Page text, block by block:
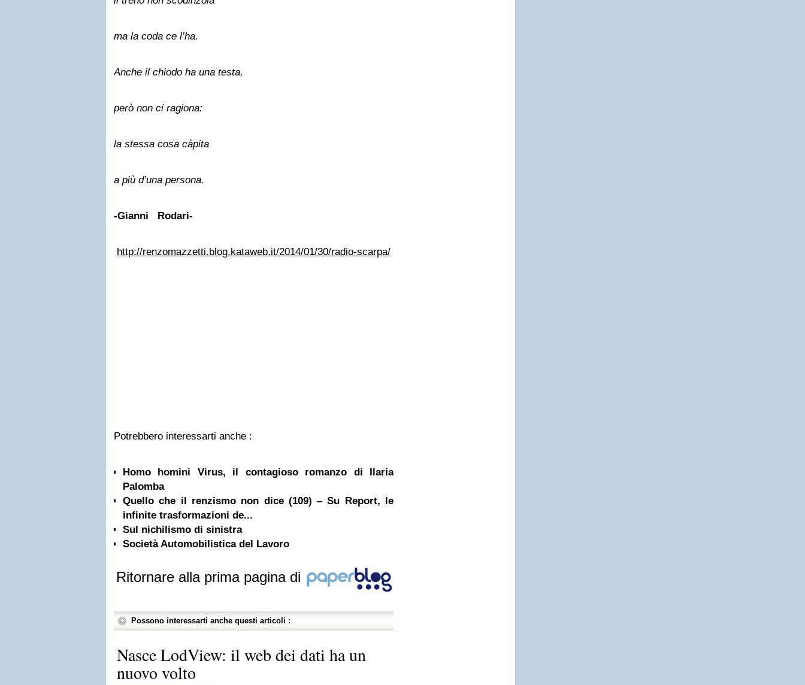
ma la coda ce l’ha.
Anche il chiodo ha una testa,
però non ci ragiona:
la stessa cosa càpita
a più d’una persona.
-Gianni Rodari-
http://renzomazzetti.blog.kataweb.it/2014/01/30/radio-scarpa/
Potrebbero interessarti anche :
Homo homini Virus, il contagioso romanzo di Ilaria
Palomba
Quello che il renzismo non dice (109) – Su Report, le
infinite trasformazioni de...
Sul nichilismo di sinistra
Società Automobilistica del Lavoro
Ritornare alla prima pagina di
Possono interessarti anche questi articoli :
Nasce LodView: il web dei dati ha un
nuovo volto